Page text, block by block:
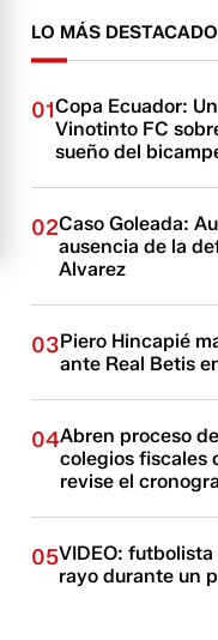
LO MÁS
01Copa Ecuador:
Vinotinto FC
sueño del
02Caso Goleada:
ausencia de la
Alvarez
03Piero Hincapié
ante Real Betis
04Abren proceso
colegios fiscales
revise el
05VIDEO:
rayo durante un